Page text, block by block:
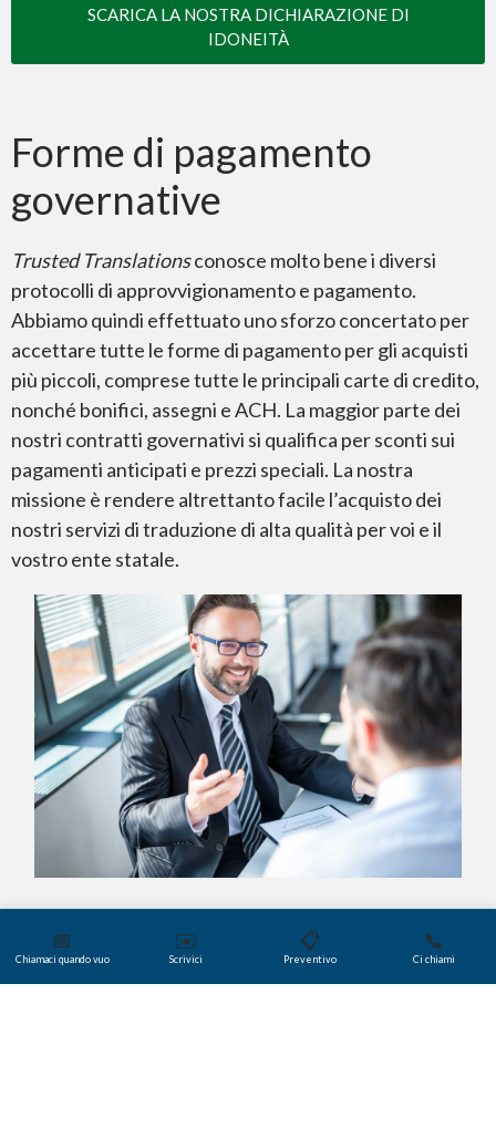
SCARICA LA NOSTRA DICHIARAZIONE DI
IDONEITÀ
Forme di pagamento
governative
Trusted Translationsconosce molto bene i diversi
protocolli di approvvigionamento e pagamento.
Abbiamo quindi effettuato uno sforzo concertato per
accettare tutte le forme di pagamento per gli acquisti
più piccoli, comprese tutte le principali carte di credito,
nonché bonifici, assegni e ACH. La maggior parte dei
nostri contratti governativi si qualifica per sconti sui
pagamenti anticipati e prezzi speciali. La nostra
missione è rendere altrettanto facile l’acquisto dei
nostri servizi di traduzione di alta qualità per voi e il
vostro ente statale.
📅
Chiamaci quando vuo
✉️
Scrivici
📋
Preventivo
📞
Ci chiami